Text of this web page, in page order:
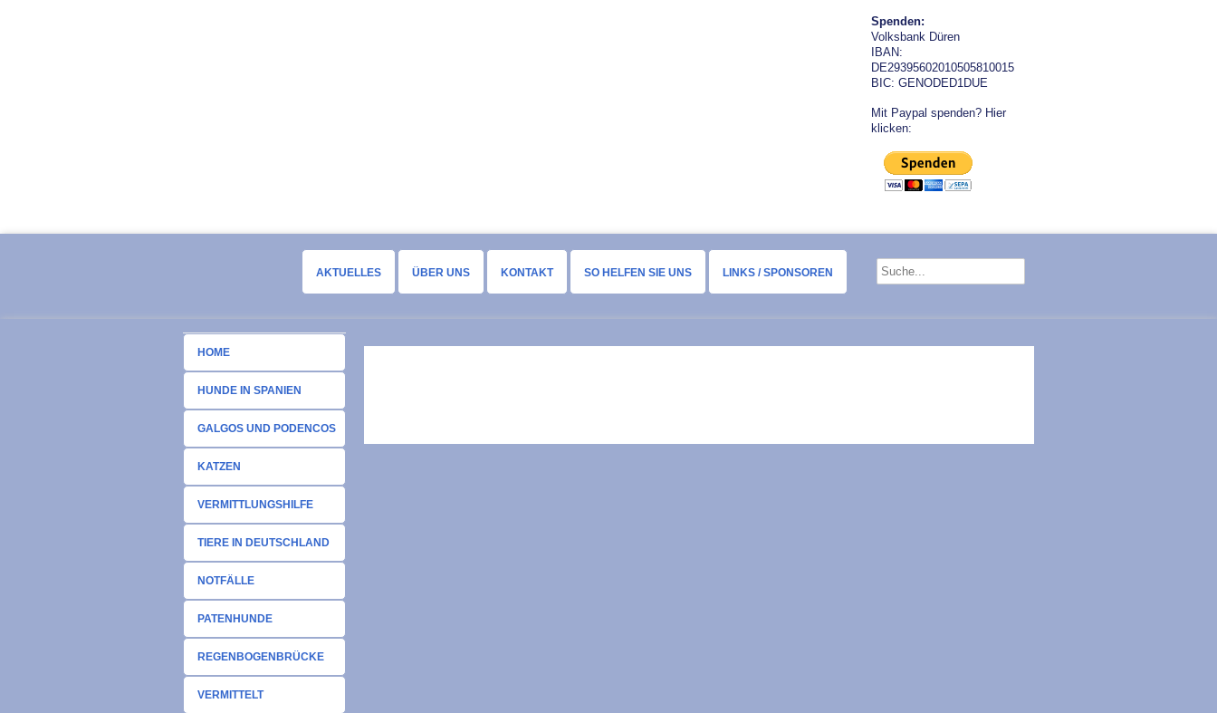
Spenden:
Volksbank Düren
IBAN:
DE29395602010505810015
BIC: GENODED1DUE
Mit Paypal spenden? Hier
klicken:
AKTUELLES ÜBER UNS KONTAKT SO HELFEN SIE UNS LINKS / SPONSOREN
HOME
HUNDE IN SPANIEN
GALGOS UND PODENCOS
KATZEN
VERMITTLUNGSHILFE
TIERE IN DEUTSCHLAND
NOTFÄLLE
PATENHUNDE
REGENBOGENBRÜCKE
VERMITTELT